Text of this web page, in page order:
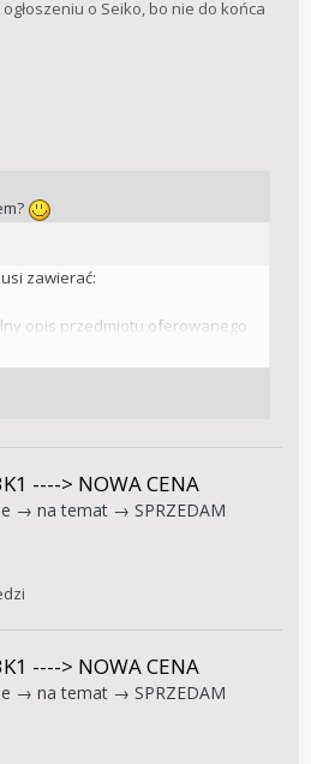
o Seiko, bo nie do końca
zawierać:
opis przedmiotu oferowanego
stanu według skali opisanej
i koszt wysyłki,
na pełną ocenę
niedozwolone jest powielanie
samym ujęciem
przedmiotu, w celu
ilości zdjęć.
jedno z dołączonych do
przedmiotu zmiętą
----> NOWA CENA
→ na temat → SPRZEDAM
----> NOWA CENA
→ na temat → SPRZEDAM